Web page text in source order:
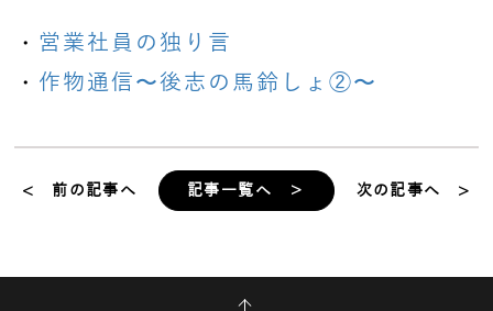
・ 営業社員の独り言
・ 作物通信〜後志の馬鈴しょ②〜
< 前の記事へ 記事一覧へ ＞ 次の記事へ >